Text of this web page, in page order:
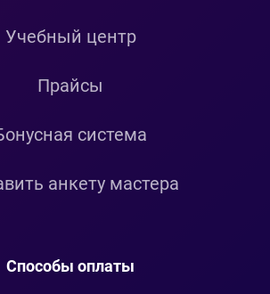
Учебный центр
Прайсы
система
анкету мастера
Способы оплаты